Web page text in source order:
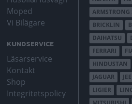
Moped
Vi Bilägare
KUNDSERVICE
Läsarservice
Kontakt
Shop
Integritetspolicy
ARMSTRONG
BRICKLIN
DAIHATSU
FERRARI
HINDUSTAN
JAGUAR
LIGIER